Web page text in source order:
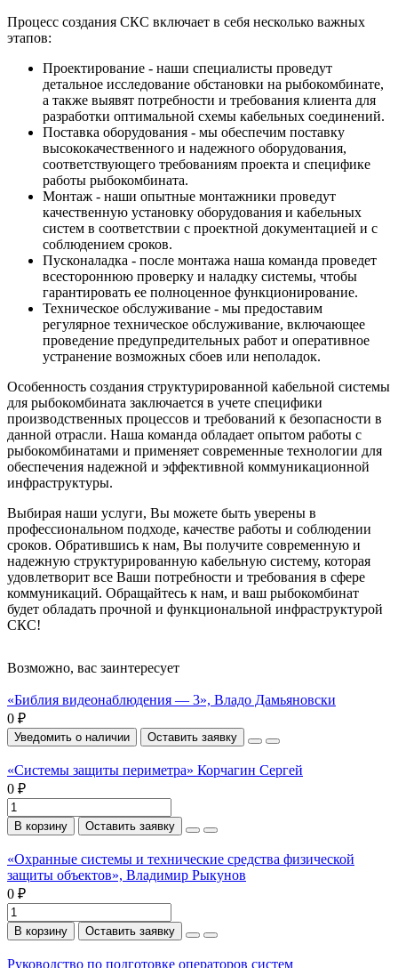
Процесс создания СКС включает в себя несколько важных
этапов:
Проектирование - наши специалисты проведут
детальное исследование обстановки на рыбокомбинате,
а также выявят потребности и требования клиента для
разработки оптимальной схемы кабельных соединений.
Поставка оборудования - мы обеспечим поставку
высококачественного и надежного оборудования,
соответствующего требованиям проекта и специфике
работы рыбокомбината.
Монтаж - наши опытные монтажники проведут
качественную установку оборудования и кабельных
систем в соответствии с проектной документацией и с
соблюдением сроков.
Пусконаладка - после монтажа наша команда проведет
всестороннюю проверку и наладку системы, чтобы
гарантировать ее полноценное функционирование.
Техническое обслуживание - мы предоставим
регулярное техническое обслуживание, включающее
проведение предупредительных работ и оперативное
устранение возможных сбоев или неполадок.
Особенность создания структурированной кабельной системы
для рыбокомбината заключается в учете специфики
производственных процессов и требований к безопасности в
данной отрасли. Наша команда обладает опытом работы с
рыбокомбинатами и применяет современные технологии для
обеспечения надежной и эффективной коммуникационной
инфраструктуры.
Выбирая наши услуги, Вы можете быть уверены в
профессиональном подходе, качестве работы и соблюдении
сроков. Обратившись к нам, Вы получите современную и
надежную структурированную кабельную систему, которая
удовлетворит все Ваши потребности и требования в сфере
коммуникаций. Обращайтесь к нам, и ваш рыбокомбинат
будет обладать прочной и функциональной инфраструктурой
СКС!
Возможно, вас заинтересует
«Библия видеонаблюдения — 3», Владо Дамьяновски
0 ₽
Уведомить о наличии Оставить заявку
«Системы защиты периметра» Корчагин Сергей
0 ₽
В корзину Оставить заявку
«Охранные системы и технические средства физической
защиты объектов», Владимир Рыкунов
0 ₽
В корзину Оставить заявку
Руководство по подготовке операторов систем